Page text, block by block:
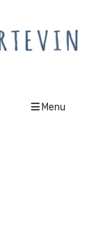
Menu